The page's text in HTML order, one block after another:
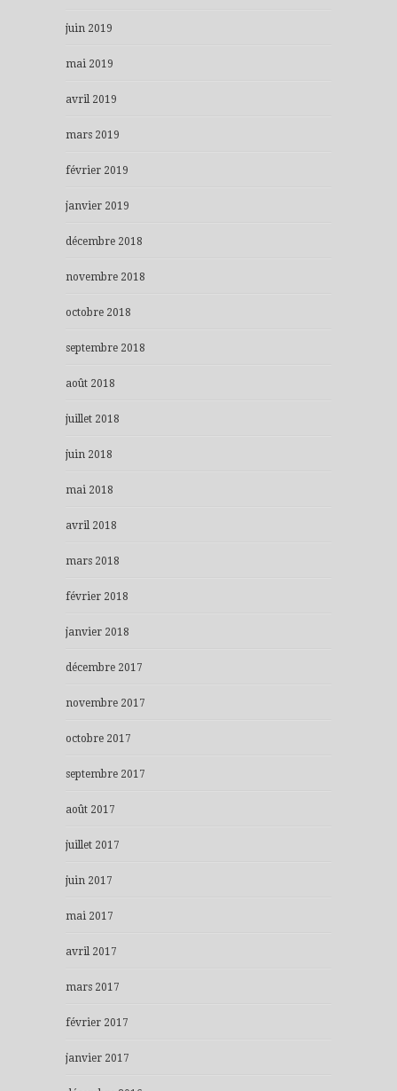
juin 2019
mai 2019
avril 2019
mars 2019
février 2019
janvier 2019
décembre 2018
novembre 2018
octobre 2018
septembre 2018
août 2018
juillet 2018
juin 2018
mai 2018
avril 2018
mars 2018
février 2018
janvier 2018
décembre 2017
novembre 2017
octobre 2017
septembre 2017
août 2017
juillet 2017
juin 2017
mai 2017
avril 2017
mars 2017
février 2017
janvier 2017